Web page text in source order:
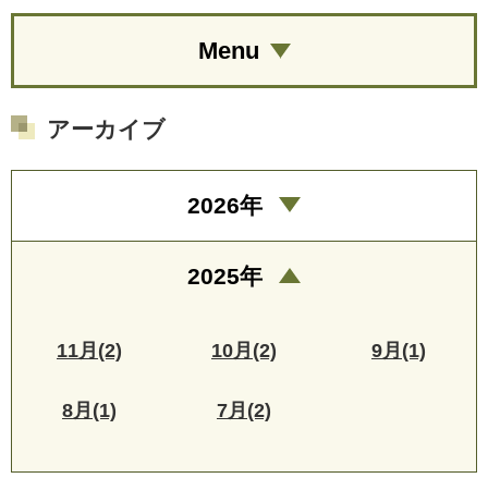
Menu
アーカイブ
2026年
2025年
11月(2) 10月(2) 9月(1)
8月(1) 7月(2)